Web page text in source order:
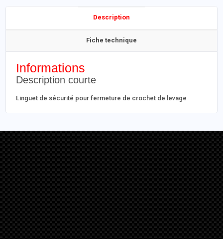
Description
Fiche technique
Informations
Description courte
Linguet de sécurité pour fermeture de crochet de levage